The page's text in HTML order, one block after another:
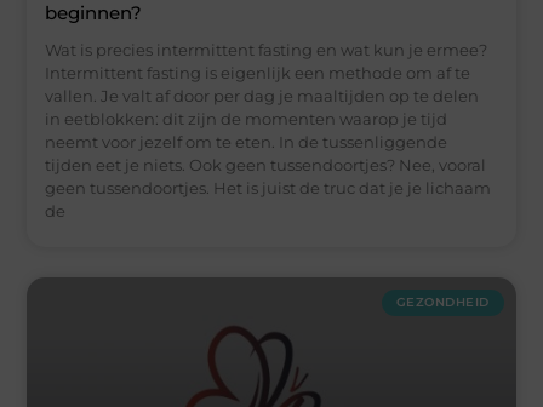
beginnen?
Wat is precies intermittent fasting en wat kun je ermee?
Intermittent fasting is eigenlijk een methode om af te
vallen. Je valt af door per dag je maaltijden op te delen
in eetblokken: dit zijn de momenten waarop je tijd
neemt voor jezelf om te eten. In de tussenliggende
tijden eet je niets. Ook geen tussendoortjes? Nee, vooral
geen tussendoortjes. Het is juist de truc dat je je lichaam
de
GEZONDHEID